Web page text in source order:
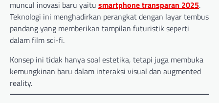
muncul inovasi baru yaitu smartphone transparan 2025.
Teknologi ini menghadirkan perangkat dengan layar tembus
pandang yang memberikan tampilan futuristik seperti
dalam film sci-fi.
Konsep ini tidak hanya soal estetika, tetapi juga membuka
kemungkinan baru dalam interaksi visual dan augmented
reality.